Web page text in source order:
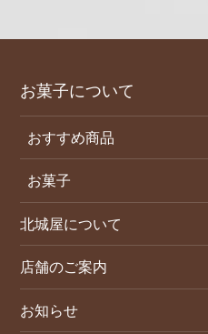
お菓子について
おすすめ商品
お菓子
北城屋について
店舗のご案内
お知らせ